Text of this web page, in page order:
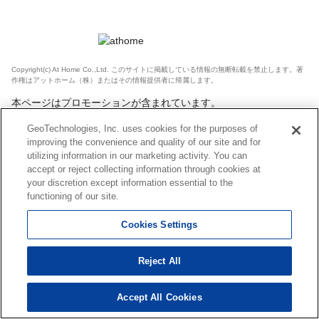
Copyright(c) At Home Co.,Ltd. このサイトに掲載している情報の無断転載を禁止します。著
作権はアットホーム（株）またはその情報提供者に帰属します。
本ページはプロモーションが含まれています。
GeoTechnologies, Inc. uses cookies for the purposes of
improving the convenience and quality of our site and for
utilizing information in our marketing activity. You can
accept or reject collecting information through cookies at
your discretion except information essential to the
functioning of our site.
Cookies Settings
Reject All
Accept All Cookies